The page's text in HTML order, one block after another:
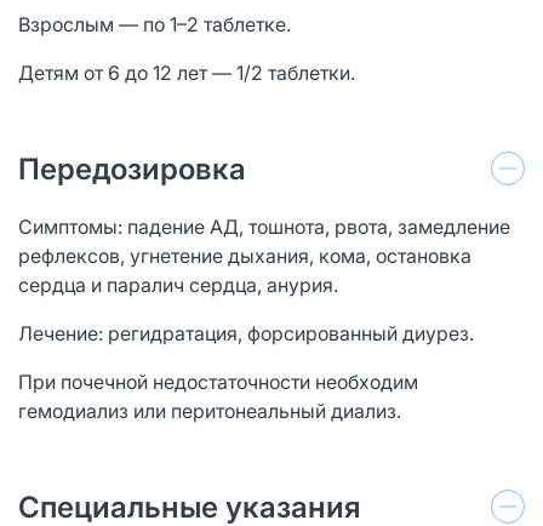
Взрослым — по 1–2 таблетке.
Детям от 6 до 12 лет — 1/2 таблетки.
Передозировка
Симптомы: падение АД, тошнота, рвота, замедление
рефлексов, угнетение дыхания, кома, остановка
сердца и паралич сердца, анурия.
Лечение: регидратация, форсированный диурез.
При почечной недостаточности необходим
гемодиализ или перитонеальный диализ.
Специальные указания